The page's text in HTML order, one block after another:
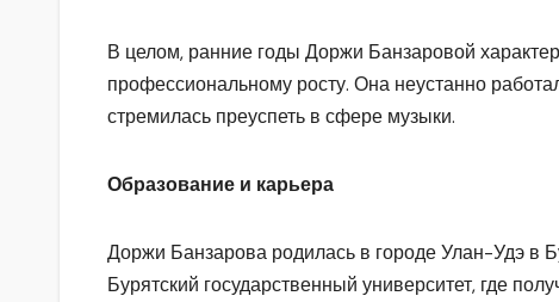
В целом, ранние годы Доржи Банзаровой
профессиональному росту. Она неустанно
стремилась преуспеть в сфере музыки.
Образование и карьера
Доржи Банзарова родилась в городе Улан-Удэ в
Бурятский государственный университет, где